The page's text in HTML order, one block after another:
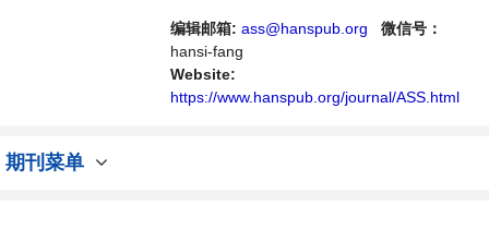
术，集学术性、思想性为一体，旨在给世界范
围内的社会科学研究者提供一个传播、分享和
讨论社会科学领域内不同方向问题与发展的交
流平台。
编辑邮箱: ass@hanspub.org
微信号：
hansi-fang
Website:
https://www.hanspub.org/journal/ASS.html
期刊菜单